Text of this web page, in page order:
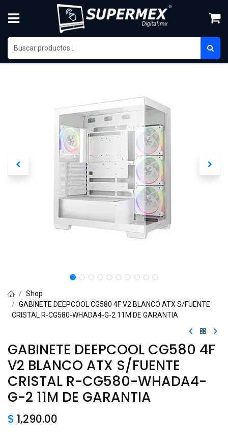
Shop
GABINETE DEEPCOOL CG580 4F V2 BLANCO ATX S/FUENTE
CRISTAL R-CG580-WHADA4-G-2 11M DE GARANTIA
GABINETE DEEPCOOL CG580 4F
V2 BLANCO ATX S/FUENTE
CRISTAL R-CG580-WHADA4-
G-2 11M DE GARANTIA
$ 1,290.00